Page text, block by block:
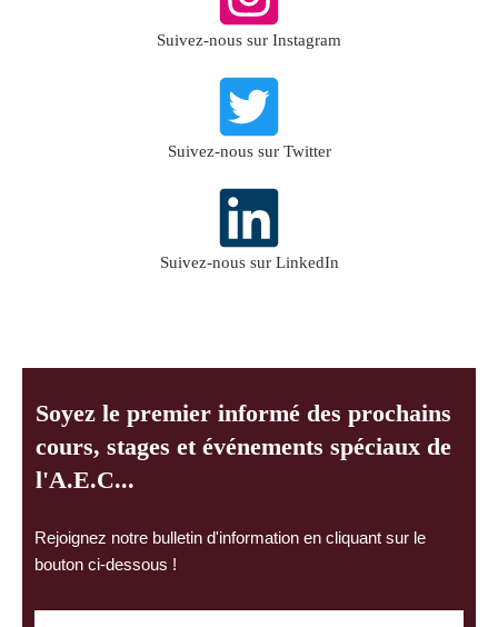
Suivez-nous sur Instagram
Suivez-nous sur Twitter
Suivez-nous sur LinkedIn
Soyez le premier informé des prochains
cours, stages et événements spéciaux de
l'A.E.C...
Rejoignez notre bulletin d'information en cliquant sur le
bouton ci-dessous !